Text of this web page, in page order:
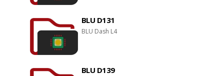
BLU D131
BLU Dash L4
BLU D139